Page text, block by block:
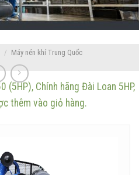
/ Máy nén khí Trung Quốc
(5HP), Chính hãng Đài Loan 5HP,
thêm vào giỏ hàng.